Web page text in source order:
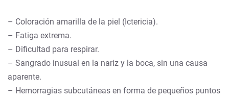
– Coloración amarilla de la piel (Ictericia).
– Fatiga extrema.
– Dificultad para respirar.
– Sangrado inusual en la nariz y la boca, sin una causa
aparente.
– Hemorragias subcutáneas en forma de pequeños puntos